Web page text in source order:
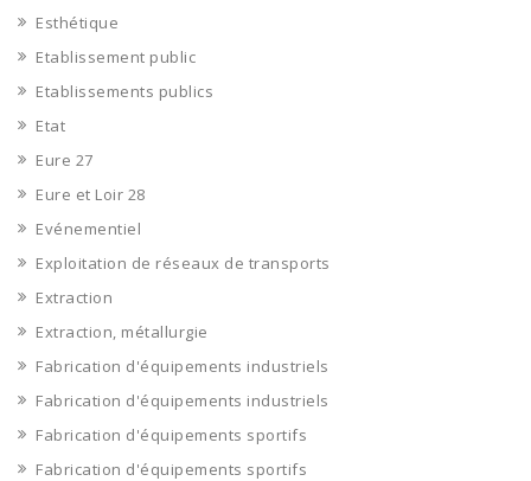
Esthétique
Etablissement public
Etablissements publics
Etat
Eure 27
Eure et Loir 28
Evénementiel
Exploitation de réseaux de transports
Extraction
Extraction, métallurgie
Fabrication d'équipements industriels
Fabrication d'équipements industriels
Fabrication d'équipements sportifs
Fabrication d'équipements sportifs